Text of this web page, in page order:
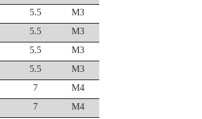
5.5
M3
5.5
M3
5.5
M3
5.5
M3
7
M4
7
M4